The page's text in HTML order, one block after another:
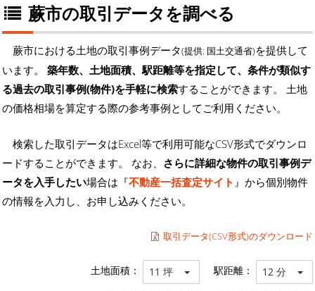
蕨市の取引データを調べる
蕨市における土地の取引事例データ(提供: 国土交通省)を提供して
います。 築年数、土地面積、駅距離等を指定して、条件が類似す
る過去の取引事例(物件)を手軽に検索することができます。 土地
の価格相場を算定する際の参考事例としてご利用ください。
検索した取引データはExcel等で利用可能なCSV形式でダウンロ
ードすることができます。 なお、 さらに詳細な物件の取引事例デ
ータを入手したい場合は『不動産一括査定サイト 』から個別物件
の情報を入力し、お申し込みください。
取引データ(CSV形式)のダウンロード
土地面積： 11 坪 駅距離： 12 分